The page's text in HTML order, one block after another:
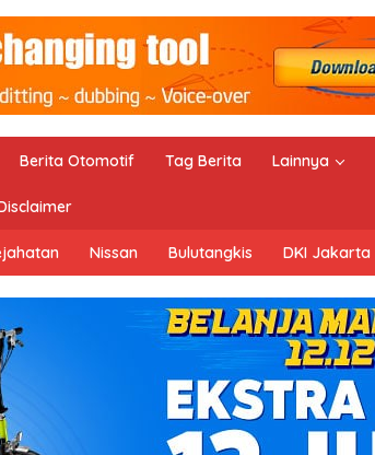
Berita Otomotif Tag Berita Lainnya
Nissan Bulutangkis DKI Jakarta